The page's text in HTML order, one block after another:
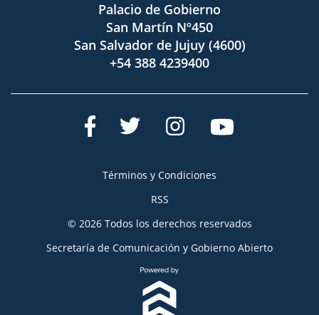
Palacio de Gobierno
San Martín Nº450
San Salvador de Jujuy (4600)
+54 388 4239400
Términos y Condiciones
RSS
© 2026 Todos los derechos reservados
Secretaría de Comunicación y Gobierno Abierto